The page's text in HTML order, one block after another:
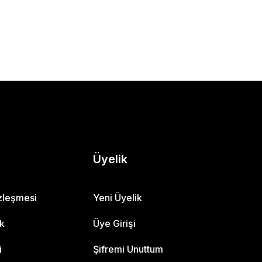
Üyelik
Yeni Üyelik
Üye Girişi
Şifremi Unuttum